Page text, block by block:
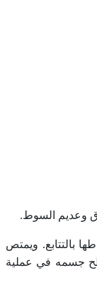
بالتتابع. ويمتص
جسمه في عملية